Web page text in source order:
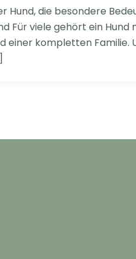
Hund, die besondere
Für viele gehört ein Hund
einer kompletten Familie.